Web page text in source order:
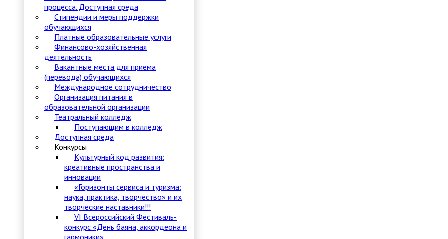
процесса. Доступная среда
Стипендии и меры поддержки
обучающихся
Платные образовательные услуги
Финансово-хозяйственная
деятельность
Вакантные места для приема
(перевода) обучающихся
Международное сотрудничество
Организация питания в
образовательной организации
Театральный колледж
Поступающим в колледж
Доступная среда
Конкурсы
Культурный код развития:
креативные пространства и
инновации
«Горизонты сервиса и туризма:
наука, практика, творчество» и их
творческие наставники!!!
VI Всероссийский Фестиваль-
конкурс «День баяна, аккордеона и
гармоники»